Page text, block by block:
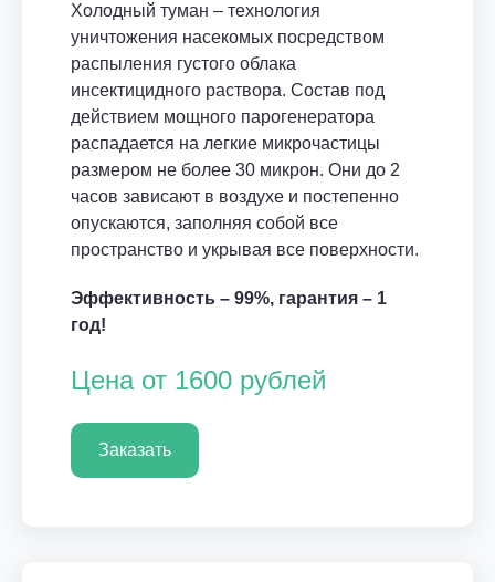
Холодный туман – технология
уничтожения насекомых посредством
распыления густого облака
инсектицидного раствора. Состав под
действием мощного парогенератора
распадается на легкие микрочастицы
размером не более 30 микрон. Они до 2
часов зависают в воздухе и постепенно
опускаются, заполняя собой все
пространство и укрывая все поверхности.
Эффективность – 99%, гарантия – 1
год!
Цена от 1600 рублей
Заказать